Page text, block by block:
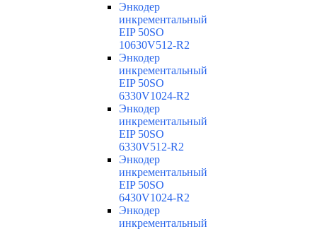
Энкодер
инкрементальный
EIP 50SO
10630V512-R2
Энкодер
инкрементальный
EIP 50SO
6330V1024-R2
Энкодер
инкрементальный
EIP 50SO
6330V512-R2
Энкодер
инкрементальный
EIP 50SO
6430V1024-R2
Энкодер
инкрементальный